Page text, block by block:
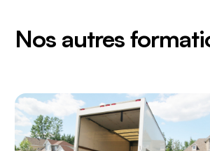
Nos autres